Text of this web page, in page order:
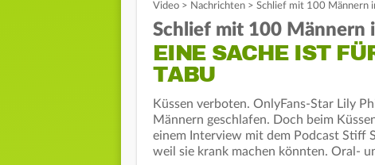
Video > Nachrichten > Schlief mit 100 Männern
Schlief mit 100 Männern
EINE SACHE IST
TABU
Küssen verboten. OnlyFans-Star Lily
Männern geschlafen. Doch beim
einem Interview mit dem Podcast Stiff
weil sie krank machen könnten. Oral-